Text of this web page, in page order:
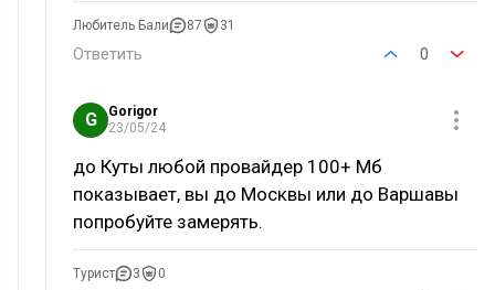
Любитель Бали 87 31
Ответить 0
G
Gorigor
23/05/24
до Куты любой провайдер 100+ Мб
показывает, вы до Москвы или до Варшавы
попробуйте замерять.
Турист 3 0